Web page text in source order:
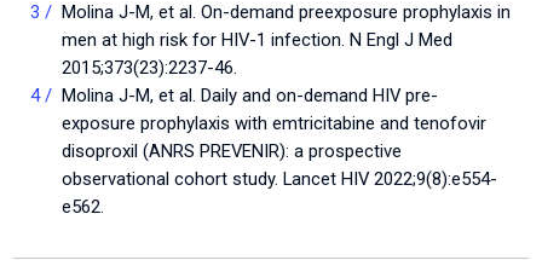
Molina J-M, et al. On-demand preexposure prophylaxis in
men at high risk for HIV-1 infection. N Engl J Med
2015;373(23):2237-46.
Molina J-M, et al. Daily and on-demand HIV pre-
exposure prophylaxis with emtricitabine and tenofovir
disoproxil (ANRS PREVENIR): a prospective
observational cohort study. Lancet HIV 2022;9(8):e554-
e562.